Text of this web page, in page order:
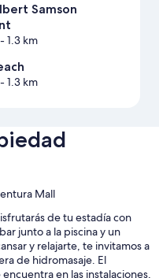
Samson
1.3 km
1.3 km
Mall
de tu estadía con
junto a la piscina y un
y relajarte, te invitamos a
de hidromasaje. El
en las instalaciones,